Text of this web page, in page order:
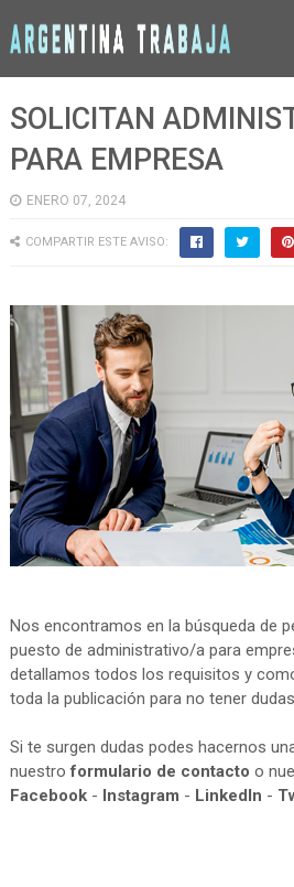
SOLICITAN
PARA EMPRESA
ENERO 07, 2024
COMPARTIR ESTE AVISO:
Nos encontramos en la búsqueda de
puesto de administrativo/a para
detallamos todos los requisitos y
toda la publicación para no tener
Si te surgen dudas podes hacernos
nuestroformulario de contacto o
Facebook- Instagram - LinkedIn -